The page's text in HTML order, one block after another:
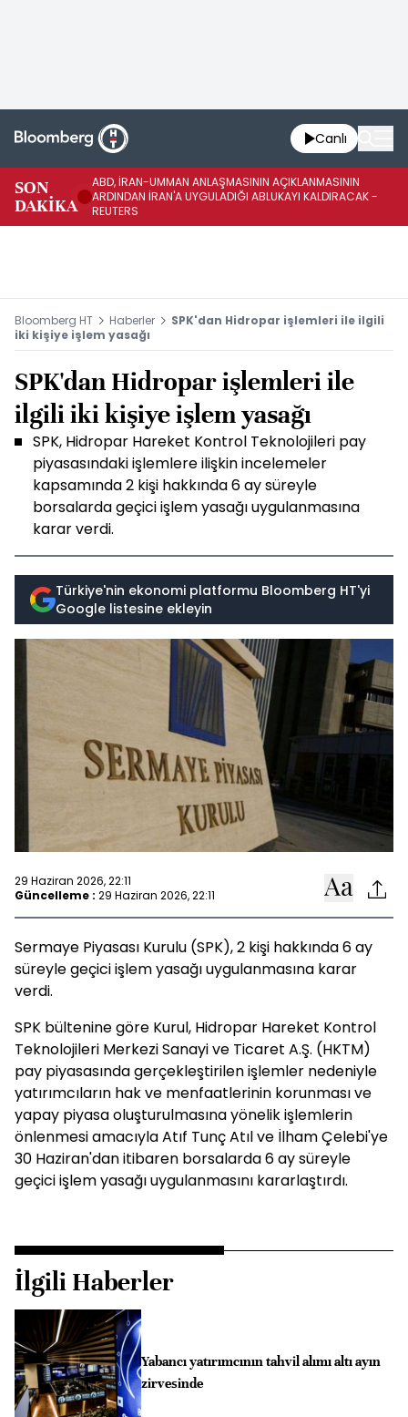
Canlı
SON
DAKİKA
ABD, İRAN-UMMAN ANLAŞMASININ AÇIKLANMASININ
ARDINDAN İRAN'A UYGULADIĞI ABLUKAYI KALDIRACAK -
REUTERS
Bloomberg HT Haberler
SPK'dan Hidropar işlemleri ile ilgili
iki kişiye işlem yasağı
SPK'dan Hidropar işlemleri ile
ilgili iki kişiye işlem yasağı
SPK, Hidropar Hareket Kontrol Teknolojileri pay
piyasasındaki işlemlere ilişkin incelemeler
kapsamında 2 kişi hakkında 6 ay süreyle
borsalarda geçici işlem yasağı uygulanmasına
karar verdi.
Türkiye'nin ekonomi platformu Bloomberg HT'yi
Google listesine ekleyin
29 Haziran 2026, 22:11
Güncelleme : 29 Haziran 2026, 22:11
Sermaye Piyasası Kurulu (SPK), 2 kişi hakkında 6 ay
süreyle geçici işlem yasağı uygulanmasına karar
verdi.
SPK bültenine göre Kurul, Hidropar Hareket Kontrol
Teknolojileri Merkezi Sanayi ve Ticaret A.Ş. (HKTM)
pay piyasasında gerçekleştirilen işlemler nedeniyle
yatırımcıların hak ve menfaatlerinin korunması ve
yapay piyasa oluşturulmasına yönelik işlemlerin
önlenmesi amacıyla Atıf Tunç Atıl ve İlham Çelebi'ye
30 Haziran'dan itibaren borsalarda 6 ay süreyle
geçici işlem yasağı uygulanmasını kararlaştırdı.
İlgili Haberler
Yabancı yatırımcının tahvil alımı altı ayın
zirvesinde